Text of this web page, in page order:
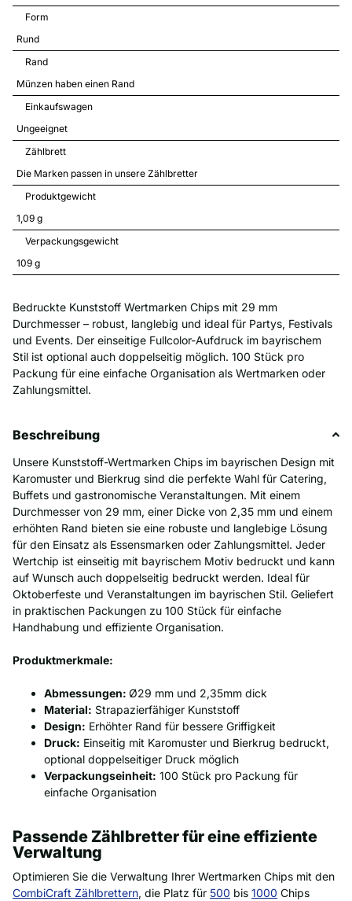
Form
Rund
Rand
Münzen haben einen Rand
Einkaufswagen
Ungeeignet
Zählbrett
Die Marken passen in unsere Zählbretter
Produktgewicht
1,09 g
Verpackungsgewicht
109 g
Bedruckte Kunststoff Wertmarken Chips mit 29 mm
Durchmesser – robust, langlebig und ideal für Partys, Festivals
und Events. Der einseitige Fullcolor-Aufdruck im bayrischem
Stil ist optional auch doppelseitig möglich. 100 Stück pro
Packung für eine einfache Organisation als Wertmarken oder
Zahlungsmittel.
Beschreibung
Unsere Kunststoff-Wertmarken Chips im bayrischen Design mit
Karomuster und Bierkrug sind die perfekte Wahl für Catering,
Buffets und gastronomische Veranstaltungen. Mit einem
Durchmesser von 29 mm, einer Dicke von 2,35 mm und einem
erhöhten Rand bieten sie eine robuste und langlebige Lösung
für den Einsatz als Essensmarken oder Zahlungsmittel. Jeder
Wertchip ist einseitig mit bayrischem Motiv bedruckt und kann
auf Wunsch auch doppelseitig bedruckt werden. Ideal für
Oktoberfeste und Veranstaltungen im bayrischen Stil. Geliefert
in praktischen Packungen zu 100 Stück für einfache
Handhabung und effiziente Organisation.
Produktmerkmale:
Abmessungen: Ø29 mm und 2,35mm dick
Material: Strapazierfähiger Kunststoff
Design: Erhöhter Rand für bessere Griffigkeit
Druck: Einseitig mit Karomuster und Bierkrug bedruckt,
optional doppelseitiger Druck möglich
Verpackungseinheit: 100 Stück pro Packung für
einfache Organisation
Passende Zählbretter für eine effiziente
Verwaltung
Optimieren Sie die Verwaltung Ihrer Wertmarken Chips mit den
CombiCraft Zählbrettern, die Platz für 500 bis 1000 Chips